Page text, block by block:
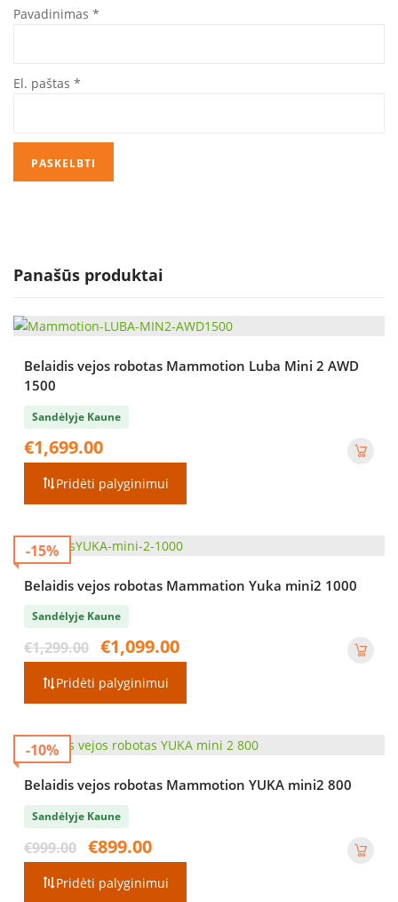
Pavadinimas *
El. paštas *
Panašūs produktai
Belaidis vejos robotas Mammotion Luba Mini 2 AWD
1500
Sandėlyje Kaune
€1,699.00
Pridėti palyginimui
-15%
Belaidis vejos robotas Mammation Yuka mini2 1000
Sandėlyje Kaune
€1,299.00
Original
price
was:
€1,299.00.
€1,099.00
Pridėti palyginimui
-10%
Belaidis vejos robotas Mammotion YUKA mini2 800
Sandėlyje Kaune
€999.00
Original
price
was:
€999.00.
€899.00
€899.00.
Pridėti palyginimui